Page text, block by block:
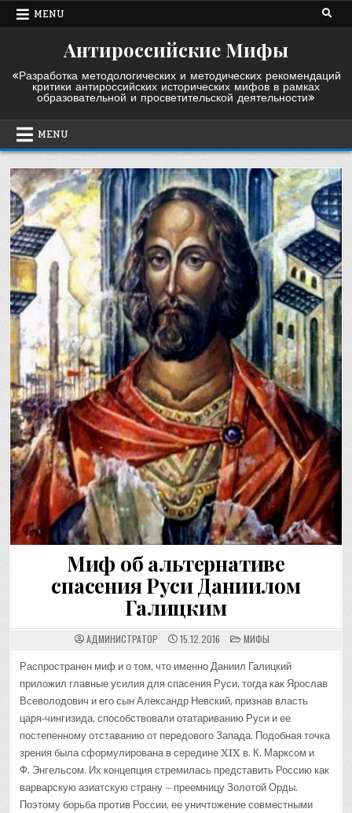
Skip
MENU
Антироссийские Мифы
«Разработка методологических и методических рекомендаций
критики антироссийских исторических мифов в рамках
образовательной и просветительской деятельности»
MENU
Миф об альтернативе
спасения Руси Даниилом
Галицким
АДМИНИСТРАТОР 15.12.2016 POSTED
IN
МИФЫ
Распространен миф и о том, что именно Даниил Галицкий
приложил главные усилия для спасения Руси, тогда как Ярослав
Всеволодович и его сын Александр Невский, признав власть
царя‑чингизида, способствовали отатариванию Руси и ее
постепенному отставанию от передового Запада. Подобная точка
зрения была сформулирована в середине XIX в. К. Марксом и
Ф. Энгельсом. Их концепция стремилась представить Россию как
варварскую азиатскую страну – преемницу Золотой Орды.
Поэтому борьба против России, ее уничтожение совместными